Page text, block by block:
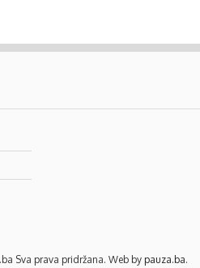
Sva prava pridržana. Web by pauza.ba.